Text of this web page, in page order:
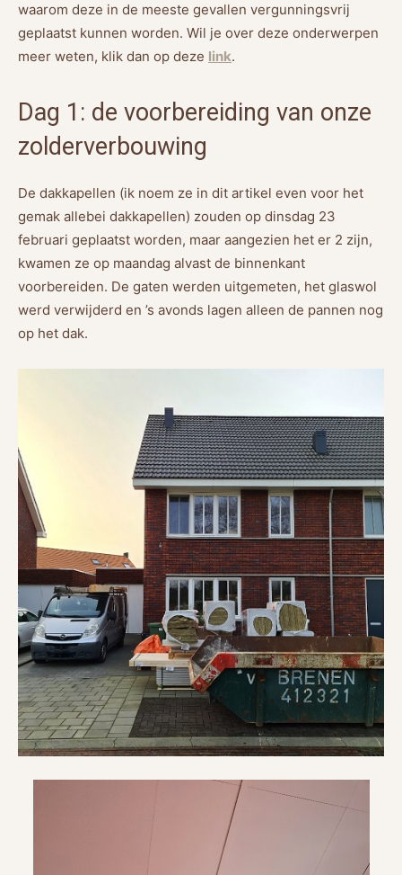
waarom deze in de meeste gevallen vergunningsvrij
geplaatst kunnen worden. Wil je over deze onderwerpen
meer weten, klik dan op deze link.
Dag 1: de voorbereiding van onze
zolderverbouwing
De dakkapellen (ik noem ze in dit artikel even voor het
gemak allebei dakkapellen) zouden op dinsdag 23
februari geplaatst worden, maar aangezien het er 2 zijn,
kwamen ze op maandag alvast de binnenkant
voorbereiden. De gaten werden uitgemeten, het glaswol
werd verwijderd en ’s avonds lagen alleen de pannen nog
op het dak.